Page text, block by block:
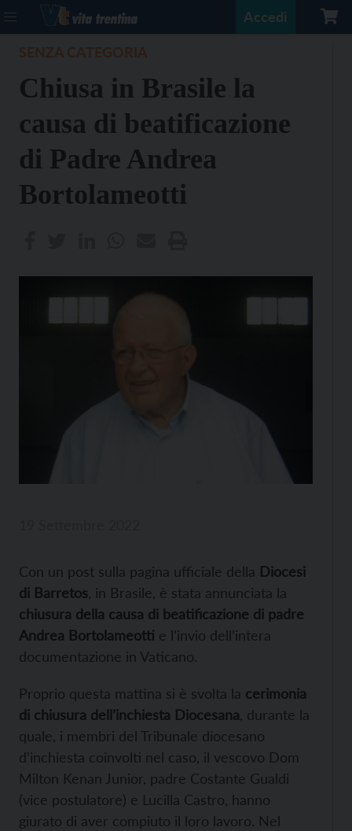
Accedi
Chiusa in Brasile la
causa di beatificazione
di Padre Andrea
Bortolameotti
Con un post sulla pagina ufficiale della Diocesi
di Barretos , in Brasile, è stata annunciata la
chiusura della causa di beatificazione di padre
Andrea Bortolameotti e l’invio dell’intera
documentazione in Vaticano.
Proprio questa mattina si è svolta la cerimonia
di chiusura dell’inchiesta Diocesana , durante la
quale, i membri del Tribunale diocesano
d’inchiesta coinvolti nel caso, il vescovo Dom
Milton Kenan Junior, padre Costante Gualdi
(vice postulatore) e Lucilla Castro, hanno
giurato di aver compiuto il loro lavoro. Nel